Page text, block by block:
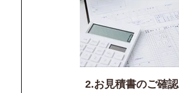
2.お見積書のご確認